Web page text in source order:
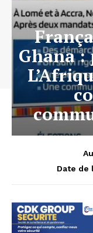
Ghana
Date de